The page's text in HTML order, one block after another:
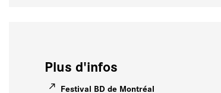
Plus d'infos
Festival BD de Montréal